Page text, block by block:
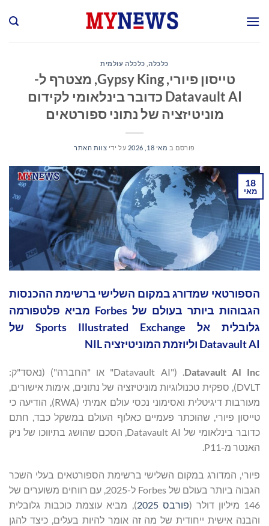
כלכלה, כלכלה עולמית
טייסון פיורי, Gypsy King, מצטרף ל-
Datavault AI כדובר בינלאומי לקידום
מוניטיזציה של נתוני ספורטאים
פורסם ב מאי 18, 2026 על ידי צוות האתר
18
מאי
הספורטאי שמדורג במקום השלישי ברשימת ההכנסות
הגבוהות ביותר בעולם של Forbes מביא פלטפורמה
גלובלית אל Sports Illustrated Exchange של
Datavault AI וליוזמת המוניטיזציה NIL
Datavault AI Inc
. ("Datavault AI" או "החברה") (נאסד"ק:
DVLT), ספקית טכנולוגיות מוניטיזציה של נתונים, אימות אישורים,
מעורבות דיגיטלית ואסימוני נכסי עולם אמיתי (RWA), הודיעה כי
טייסון פיורי, שהוכתר פעמיים כאלוף העולם במשקל כבד, חתם
כדובר בינלאומי של Datavault AI, הסכם שהושג בתיווכו של ניק
האנטר מ-P11.
פיורי, המדורג במקום השלישי ברשימת הספורטאים בעלי השכר
הגבוה ביותר בעולם של Forbes ל-2025, עם רווחים משוערים של
146 מיליון דולר (
פורבס 2025
), מביא עוצמת כוכבות גלובלית
והבנה אישית ייחודית של מה זה אומר להיות בעלים, כיצד להגן